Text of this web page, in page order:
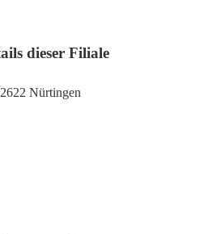
dieser Filiale
Nürtingen